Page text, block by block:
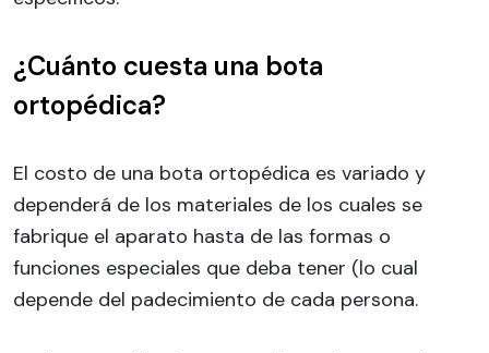
¿Cuánto cuesta una bota
ortopédica?
El costo de una bota ortopédica es variado y
dependerá de los materiales de los cuales se
fabrique el aparato hasta de las formas o
funciones especiales que deba tener (lo cual
depende del padecimiento de cada persona.